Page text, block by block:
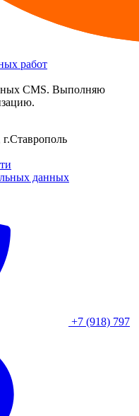
работ
CMS. Выполняю
данных
+7 (918) 797